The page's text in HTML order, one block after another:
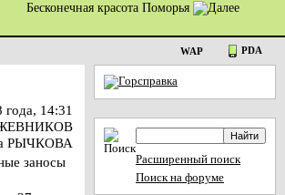
Бесконечная красота Поморья
WAP PDA
года, 14:31
РЫЧКОВА
заносы
Расширенный поиск
Поиск на форуме